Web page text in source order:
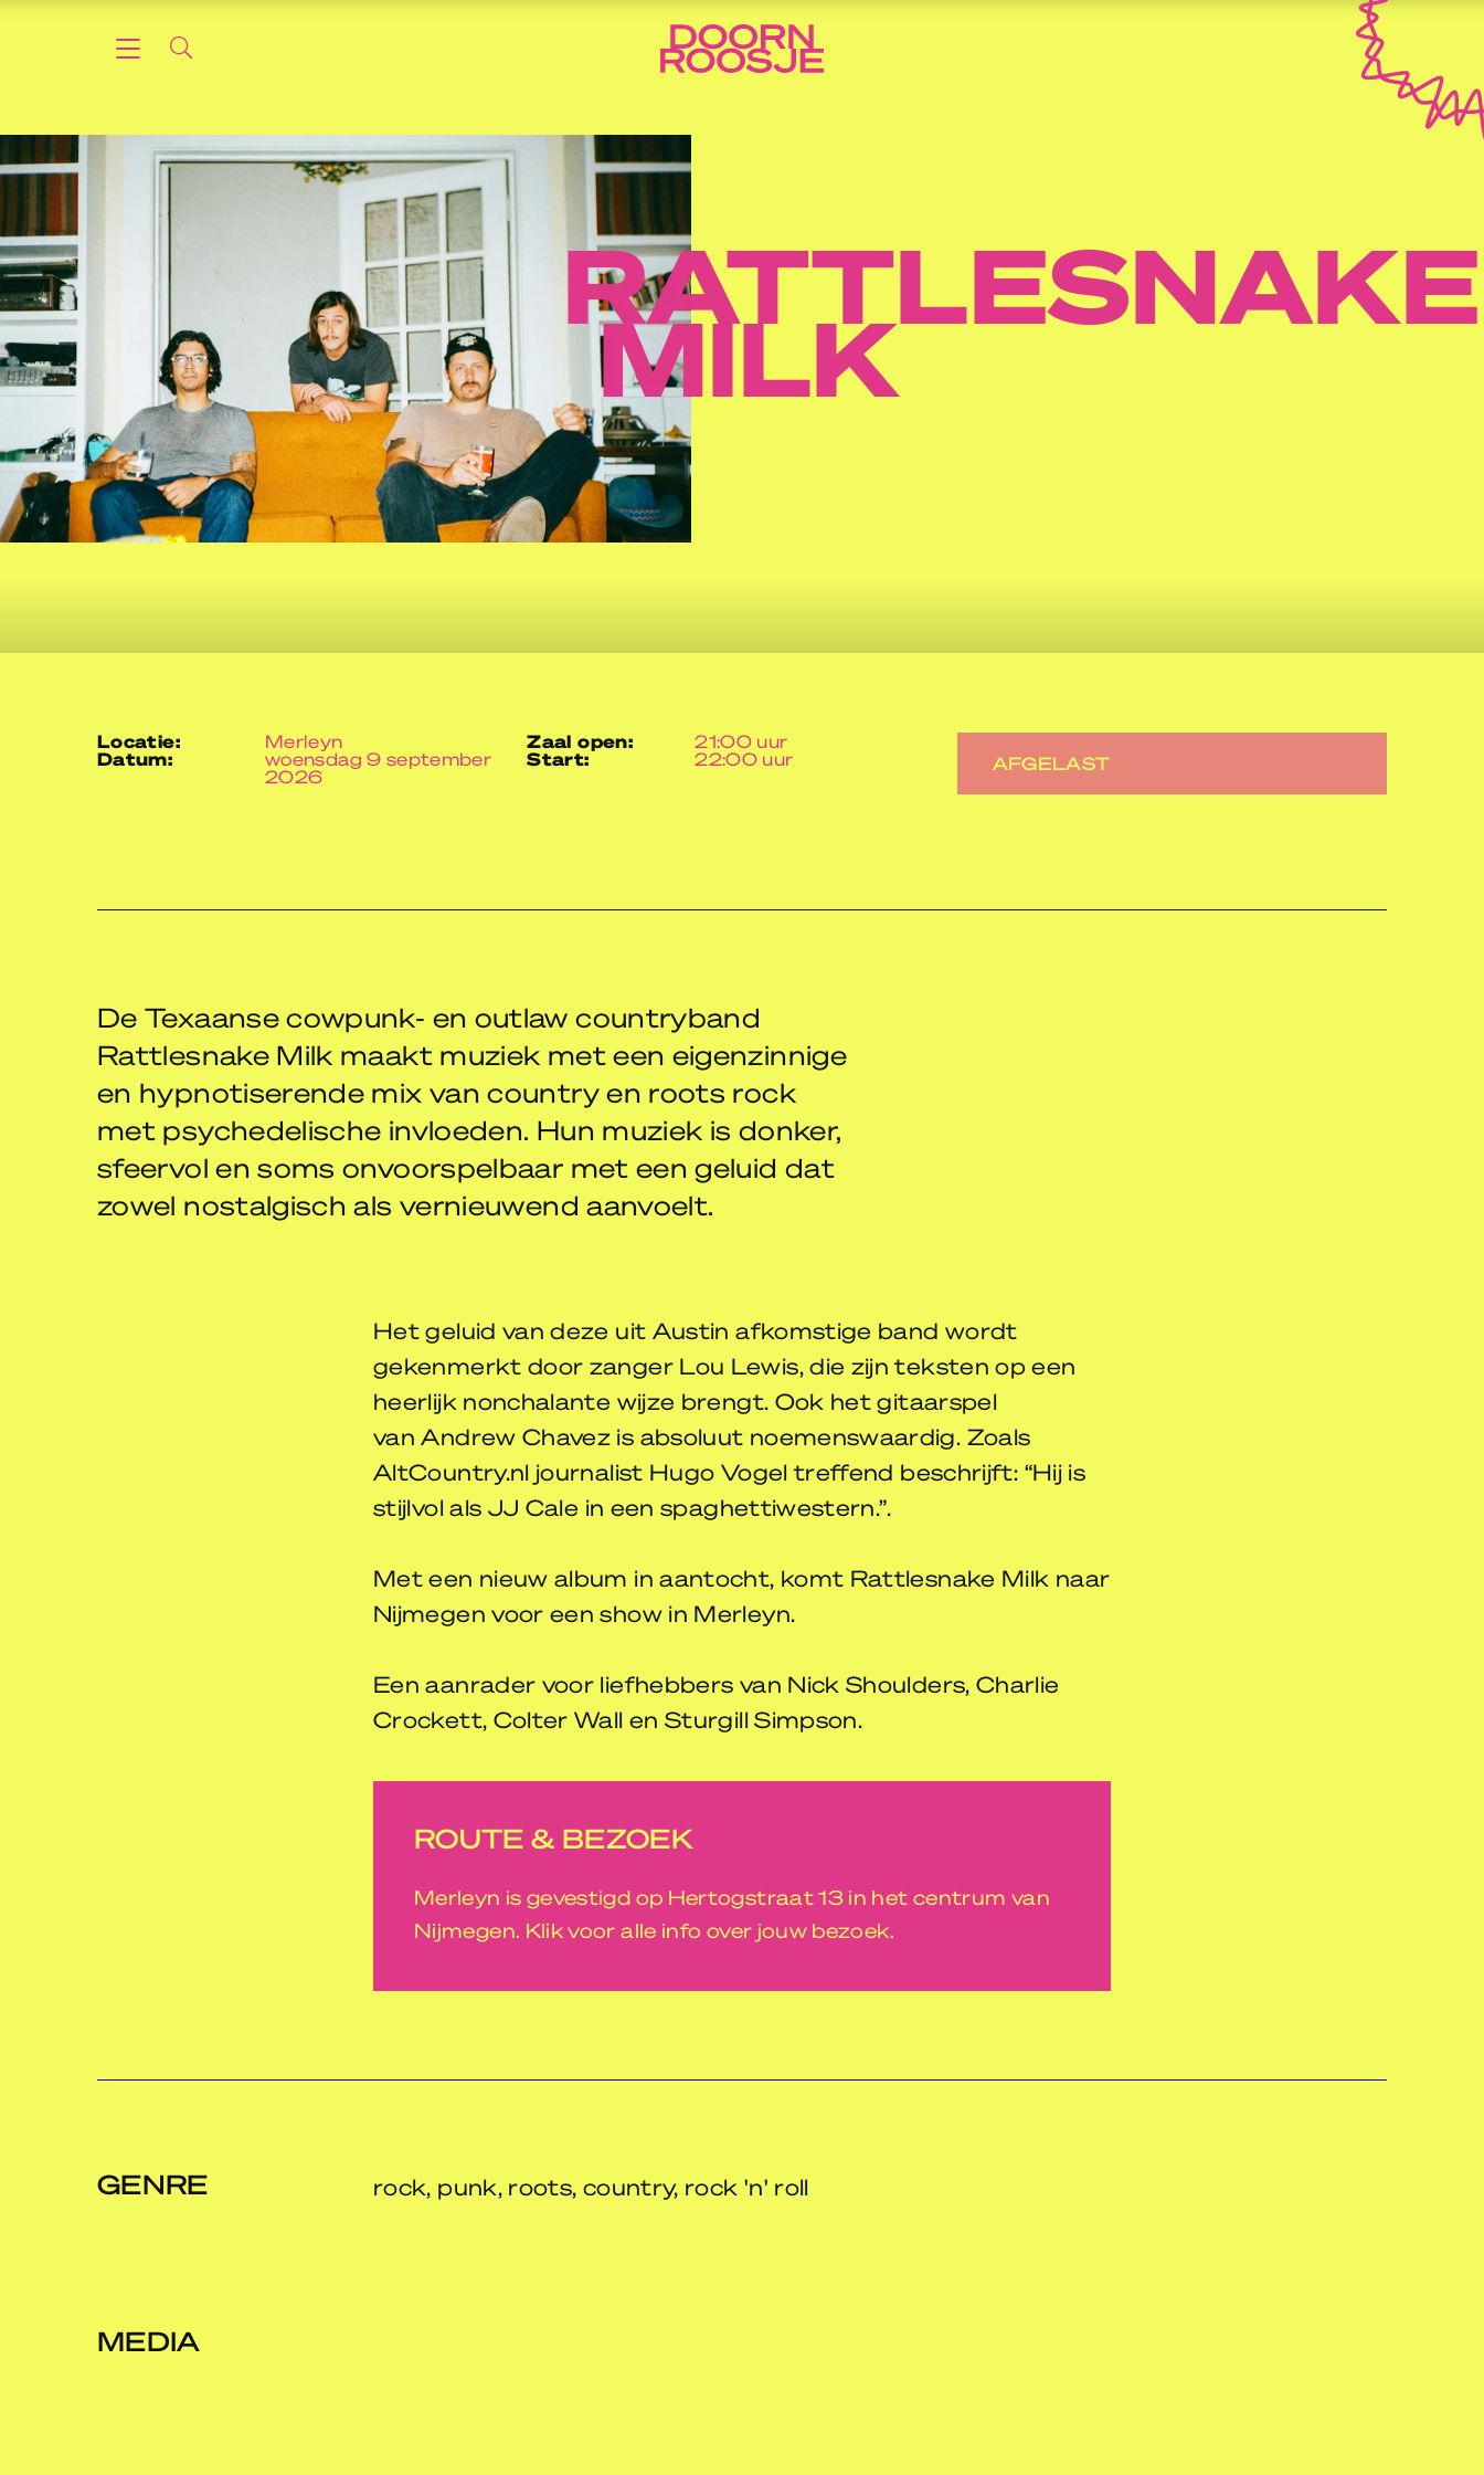
RATTLESNAKE
MILK
AFGELAST
locatie: Merleyn
datum: woensdag 9 september
2026
zaal open: 21:00 uur
start: 22:00 uur
De Texaanse cowpunk- en outlaw countryband
Rattlesnake Milk maakt muziek met een eigenzinnige
en hypnotiserende mix van country en roots rock
met psychedelische invloeden. Hun muziek is donker,
sfeervol en soms onvoorspelbaar met een geluid dat
zowel nostalgisch als vernieuwend aanvoelt.
Het geluid van deze uit Austin afkomstige band wordt
gekenmerkt door zanger Lou Lewis, die zijn teksten op een
heerlijk nonchalante wijze brengt. Ook het gitaarspel
van Andrew Chavez is absoluut noemenswaardig. Zoals
AltCountry.nl journalist Hugo Vogel treffend beschrijft: “Hij is
stijlvol als JJ Cale in een spaghettiwestern.”.
Met een nieuw album in aantocht, komt Rattlesnake Milk naar
Nijmegen voor een show in Merleyn.
Een aanrader voor liefhebbers van Nick Shoulders, Charlie
Crockett, Colter Wall en Sturgill Simpson.
ROUTE & BEZOEK
Merleyn is gevestigd op Hertogstraat 13 in het centrum van
Nijmegen. Klik voor alle info over jouw bezoek.
GENRE rock, punk, roots, country, rock 'n' roll
MEDIA